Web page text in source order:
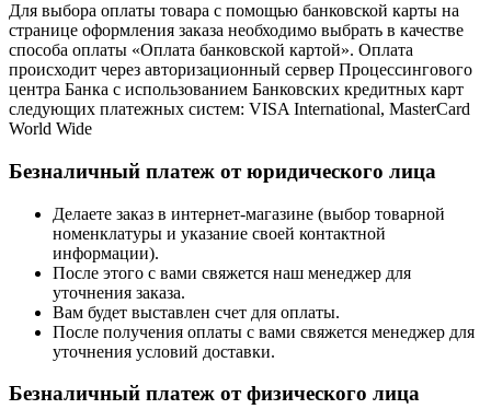
Для выбора оплаты товара с помощью банковской карты на
странице оформления заказа необходимо выбрать в качестве
способа оплаты «Оплата банковской картой». Оплата
происходит через авторизационный сервер Процессингового
центра Банка с использованием Банковских кредитных карт
следующих платежных систем: VISA International, MasterCard
World Wide
Безналичный платеж от юридического лица
Делаете заказ в интернет-магазине (выбор товарной
номенклатуры и указание своей контактной
информации).
После этого с вами свяжется наш менеджер для
уточнения заказа.
Вам будет выставлен счет для оплаты.
После получения оплаты с вами свяжется менеджер для
уточнения условий доставки.
Безналичный платеж от физического лица